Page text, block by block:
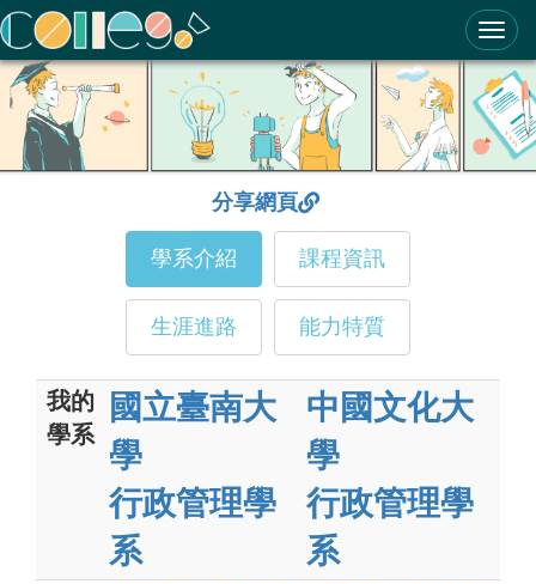
ColleGo! 大學選才與高中育才輔助系統
分享網頁
學系介紹 課程資訊
生涯進路 能力特質
我的
學系
國立臺南大
學
行政管理學
系
中國文化大
學
行政管理學
系